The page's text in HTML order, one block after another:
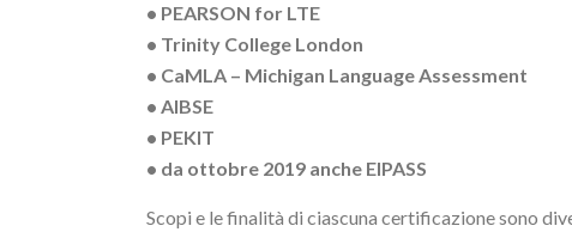
• PEARSON for LTE
• Trinity College London
• CaMLA – Michigan Language Assessment
• AIBSE
• PEKIT
• da ottobre 2019 anche EIPASS
Scopi e le finalità di ciascuna certificazione sono